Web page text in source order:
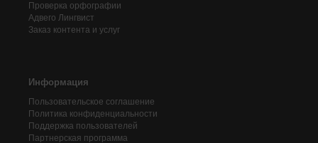
Проверка орфографии
Адвего Лингвист
Заказ контента и услуг
Информация
Пользовательское соглашение
Политика конфиденциальности
Поддержка пользователей
Партнерская программа